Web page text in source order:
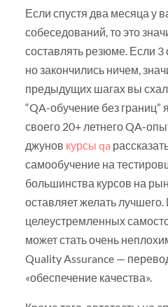
Если спустя два месяца у
собеседований, то это
составлять резюме. Если
но закончились ничем,
предыдущих шагах вы
“QA-обучение без границ”
своего 20+ летнего QA-
джунов курсы qa
самообучение на
большинства курсов на
оставляет желать
целеустремленных
может стать очень
Quality Assurance —
«обеспечение качества».